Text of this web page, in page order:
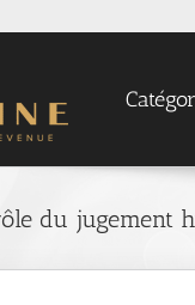
du jugement